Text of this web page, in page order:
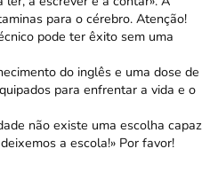
para o cérebro. Atenção!
pode ter êxito sem uma
do inglês e uma dose de
para enfrentar a vida e o
não existe uma escolha capaz
a escola!» Por favor!